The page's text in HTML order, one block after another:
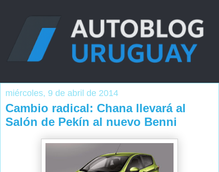
miércoles, 9 de abril de 2014
Cambio radical: Chana llevará al
Salón de Pekín al nuevo Benni